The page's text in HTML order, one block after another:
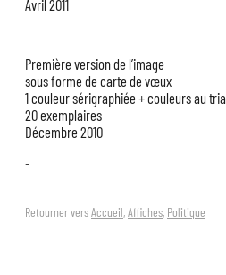
Avril 2011
Première version de l’image
sous forme de carte de vœux
1 couleur sérigraphiée + couleurs au tria
20 exemplaires
Décembre 2010
–
Retourner versAccueil,Affiches, Politique